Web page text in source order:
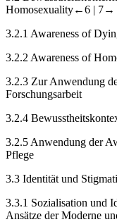
Homosexuality←6 | 7→
3.2.1 Awareness of
3.2.2 Awareness of
3.2.3 Zur Anwendung
Forschungsarbeit
3.2.4
3.2.5 Anwendung der
Pflege
3.3 Identität und
3.3.1 Sozialisation und
Ansätze der Moderne